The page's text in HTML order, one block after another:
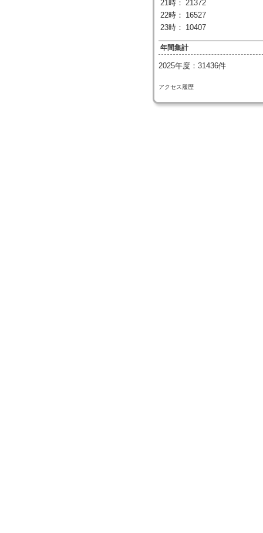
21時： 21372
22時： 16527
23時： 10407
年間集計
2025年度：31436件
アクセス履歴